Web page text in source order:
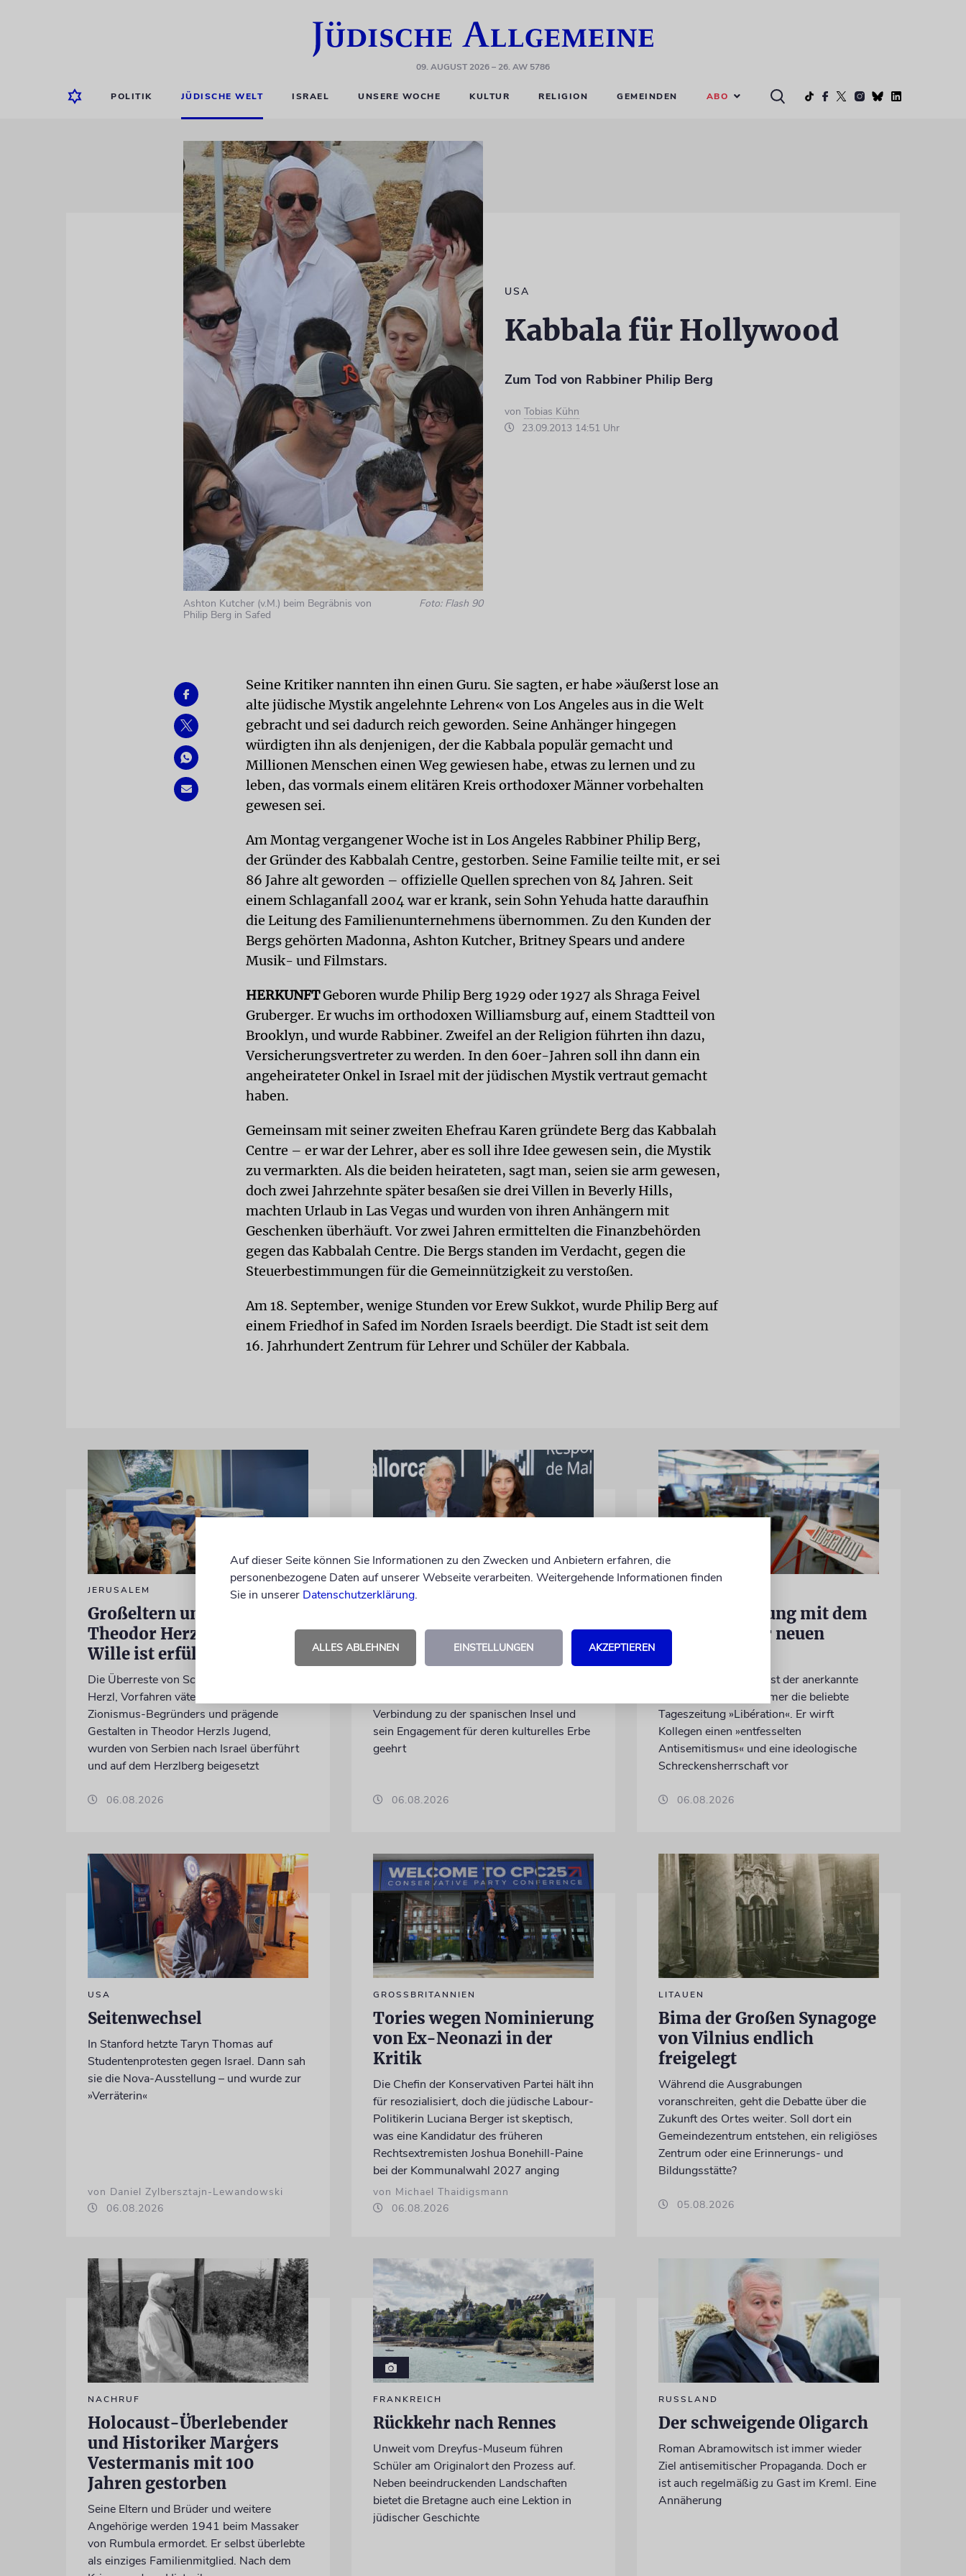
09. AUGUST 2026– 26. AW 5786
POLITIK JÜDISCHE WELT ISRAEL UNSERE WOCHE KULTUR RELIGION GEMEINDEN ABO
Ashton Kutcher (v.M.) beim Begräbnis von
Philip Berg in Safed
Foto: Flash 90
USA
Kabbala für Hollywood
Zum Tod von Rabbiner Philip Berg
von Tobias Kühn
23.09.2013 14:51 Uhr
Seine Kritiker nannten ihn einen Guru. Sie sagten, er habe »äußerst lose an
alte jüdische Mystik angelehnte Lehren« von Los Angeles aus in die Welt
gebracht und sei dadurch reich geworden. Seine Anhänger hingegen
würdigten ihn als denjenigen, der die Kabbala populär gemacht und
Millionen Menschen einen Weg gewiesen habe, etwas zu lernen und zu
leben, das vormals einem elitären Kreis orthodoxer Männer vorbehalten
gewesen sei.
Am Montag vergangener Woche ist in Los Angeles Rabbiner Philip Berg,
der Gründer des Kabbalah Centre, gestorben. Seine Familie teilte mit, er sei
86 Jahre alt geworden – offizielle Quellen sprechen von 84 Jahren. Seit
einem Schlaganfall 2004 war er krank, sein Sohn Yehuda hatte daraufhin
die Leitung des Familienunternehmens übernommen. Zu den Kunden der
Bergs gehörten Madonna, Ashton Kutcher, Britney Spears und andere
Musik- und Filmstars.
HERKUNFTGeboren wurde Philip Berg 1929 oder 1927 als Shraga Feivel
Gruberger. Er wuchs im orthodoxen Williamsburg auf, einem Stadtteil von
Brooklyn, und wurde Rabbiner. Zweifel an der Religion führten ihn dazu,
Versicherungsvertreter zu werden. In den 60er-Jahren soll ihn dann ein
angeheirateter Onkel in Israel mit der jüdischen Mystik vertraut gemacht
haben.
Gemeinsam mit seiner zweiten Ehefrau Karen gründete Berg das Kabbalah
Centre – er war der Lehrer, aber es soll ihre Idee gewesen sein, die Mystik
zu vermarkten. Als die beiden heirateten, sagt man, seien sie arm gewesen,
doch zwei Jahrzehnte später besaßen sie drei Villen in Beverly Hills,
machten Urlaub in Las Vegas und wurden von ihren Anhängern mit
Geschenken überhäuft. Vor zwei Jahren ermittelten die Finanzbehörden
gegen das Kabbalah Centre. Die Bergs standen im Verdacht, gegen die
Steuerbestimmungen für die Gemeinnützigkeit zu verstoßen.
Am 18. September, wenige Stunden vor Erew Sukkot, wurde Philip Berg auf
einem Friedhof in Safed im Norden Israels beerdigt. Die Stadt ist seit dem
16. Jahrhundert Zentrum für Lehrer und Schüler der Kabbala.
JERUSALEM
Großeltern umgebettet:
Theodor Herzls letzter
Wille ist erfüllt
Die Überreste von Schimon und Rikva
Herzl, Vorfahren väterlicherseits des
Zionismus-Begründers und prägende
Gestalten in Theodor Herzls Jugend,
wurden von Serbien nach Israel überführt
und auf dem Herzlberg beigesetzt
06.08.2026
PALMA
Ehrenbotschafter
Mallorcas
Verbindung zu der spanischen Insel und
sein Engagement für deren kulturelles Erbe
geehrt
06.08.2026
Eine Abrechnung mit dem
Judenhass der neuen
Nach 41 Jahren verlässt der anerkannte
Journalist Jean Quatremer die beliebte
Tageszeitung »Libération«. Er wirft
Kollegen einen »entfesselten
Antisemitismus« und eine ideologische
Schreckensherrschaft vor
06.08.2026
USA
Seitenwechsel
In Stanford hetzte Taryn Thomas auf
Studentenprotesten gegen Israel. Dann sah
sie die Nova-Ausstellung – und wurde zur
»Verräterin«
von Daniel Zylbersztajn-Lewandowski
06.08.2026
GROSSBRITANNIEN
Tories wegen Nominierung
von Ex-Neonazi in der
Kritik
Die Chefin der Konservativen Partei hält ihn
für resozialisiert, doch die jüdische Labour-
Politikerin Luciana Berger ist skeptisch,
was eine Kandidatur des früheren
Rechtsextremisten Joshua Bonehill-Paine
bei der Kommunalwahl 2027 anging
von Michael Thaidigsmann
06.08.2026
LITAUEN
Bima der Großen Synagoge
von Vilnius endlich
freigelegt
Während die Ausgrabungen
voranschreiten, geht die Debatte über die
Zukunft des Ortes weiter. Soll dort ein
Gemeindezentrum entstehen, ein religiöses
Zentrum oder eine Erinnerungs- und
Bildungsstätte?
05.08.2026
NACHRUF
Holocaust-Überlebender
und Historiker Marģers
Vestermanis mit 100
Jahren gestorben
Seine Eltern und Brüder und weitere
Angehörige werden 1941 beim Massaker
von Rumbula ermordet. Er selbst überlebte
als einziges Familienmitglied. Nach dem
FRANKREICH
Rückkehr nach Rennes
Unweit vom Dreyfus-Museum führen
Schüler am Originalort den Prozess auf.
Neben beeindruckenden Landschaften
bietet die Bretagne auch eine Lektion in
jüdischer Geschichte
RUSSLAND
Der schweigende Oligarch
Roman Abramowitsch ist immer wieder
Ziel antisemitischer Propaganda. Doch er
ist auch regelmäßig zu Gast im Kreml. Eine
Annäherung
Auf dieser Seite können Sie Informationen zu den Zwecken und Anbietern erfahren, die
personenbezogene Daten auf unserer Webseite verarbeiten. Weitergehende Informationen finden
Sie in unserer Datenschutzerklärung.
ALLES ABLEHNEN EINSTELLUNGEN AKZEPTIEREN